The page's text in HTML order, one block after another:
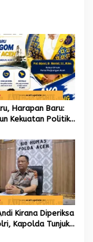
Harapan Baru:
Kekuatan Politik
Kirana Diperiksa
Kapolda Tunjuk